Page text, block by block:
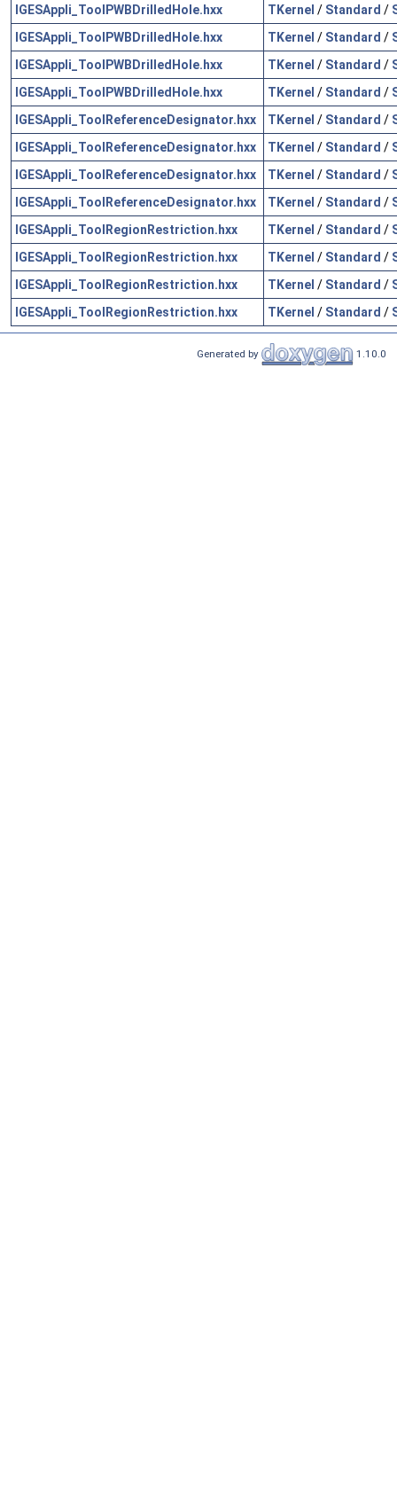
IGESAppli_ToolPWBDrilledHole.hxx TKernel / Standard /
IGESAppli_ToolPWBDrilledHole.hxx
TKernel / Standard /
IGESAppli_ToolPWBDrilledHole.hxx
TKernel / Standard /
IGESAppli_ToolPWBDrilledHole.hxx
TKernel / Standard /
IGESAppli_ToolReferenceDesignator.hxx
TKernel / Standard /
IGESAppli_ToolReferenceDesignator.hxx
TKernel / Standard /
IGESAppli_ToolReferenceDesignator.hxx
TKernel / Standard /
IGESAppli_ToolReferenceDesignator.hxx
TKernel / Standard /
IGESAppli_ToolRegionRestriction.hxx
TKernel / Standard /
IGESAppli_ToolRegionRestriction.hxx
TKernel / Standard /
IGESAppli_ToolRegionRestriction.hxx
TKernel / Standard /
IGESAppli_ToolRegionRestriction.hxx
TKernel / Standard /
Generated by 1.10.0